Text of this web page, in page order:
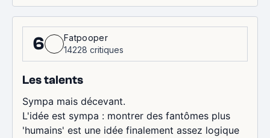
6
Fatpooper
14228 critiques
Les talents
Sympa mais décevant.
L'idée est sympa : montrer des fantômes plus
'humains' est une idée finalement assez logique